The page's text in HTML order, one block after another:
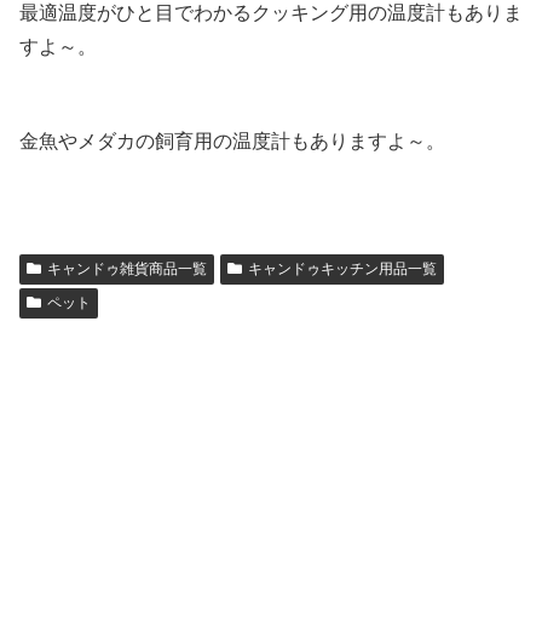
最適温度がひと目でわかるクッキング用の温度計もありま
すよ～。
金魚やメダカの飼育用の温度計もありますよ～。
キャンドゥ雑貨商品一覧
キャンドゥキッチン用品一覧
ペット